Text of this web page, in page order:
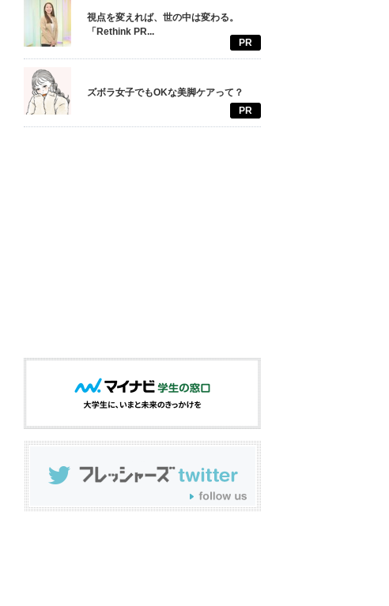
視点を変えれば、世の中は変わる。
「Rethink PR...
PR
ズボラ女子でもOKな美脚ケアって？
PR